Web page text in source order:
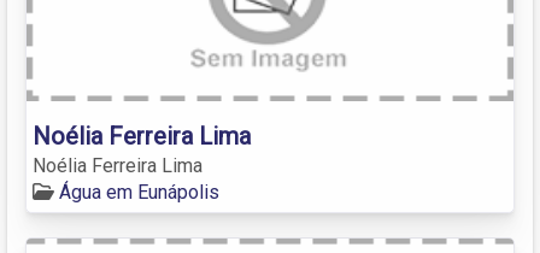
Noélia Ferreira Lima
Noélia Ferreira Lima
Água em Eunápolis